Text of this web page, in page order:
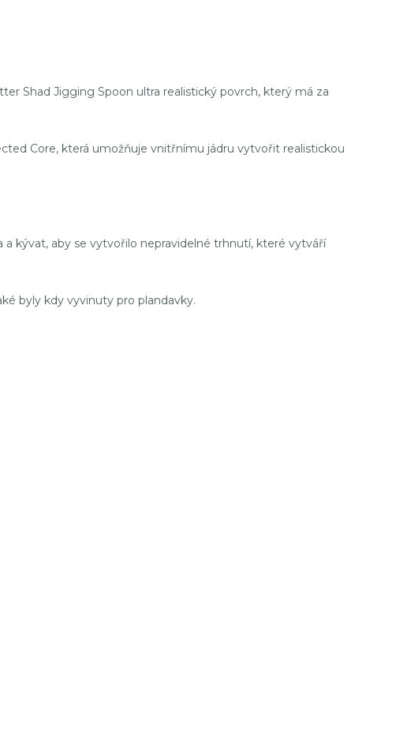
Shad Jigging Spoon ultra realistický povrch, který má za
Core, která umožňuje vnitřnímu jádru vytvořit realistickou
a kývat, aby se vytvořilo nepravidelné trhnutí, které vytváří
byly kdy vyvinuty pro plandavky.